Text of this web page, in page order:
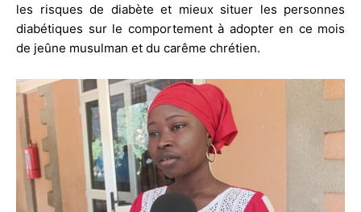
les risques de diabète et mieux situer les personnes
diabétiques sur le comportement à adopter en ce mois
de jeûne musulman et du carême chrétien.